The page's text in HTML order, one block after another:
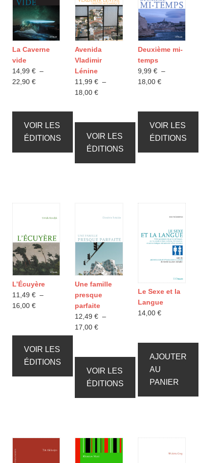
La Caverne
vide
14,99 € –
22,90 €Plage
14,99 €
à
22,90 €
VOIR LES
ÉDITIONS
Avenida
Vladimir
Lénine
11,99€ –
18,00€Plage
11,99 €
à
18,00 €
VOIR LES
ÉDITIONS
Deuxième mi-
temps
9,99 € –
18,00 €Plage
9,99 €
à
18,00 €
VOIR LES
ÉDITIONS
L’Écuyère
11,49 € –
16,00 €Plage
11,49 €
à
16,00 €
VOIR LES
ÉDITIONS
Une famille
presque
parfaite
12,49€ –
17,00€Plage
12,49 €
à
17,00 €
VOIR LES
ÉDITIONS
Le Sexe et la
Langue
14,00 €
AJOUTER
AU
PANIER